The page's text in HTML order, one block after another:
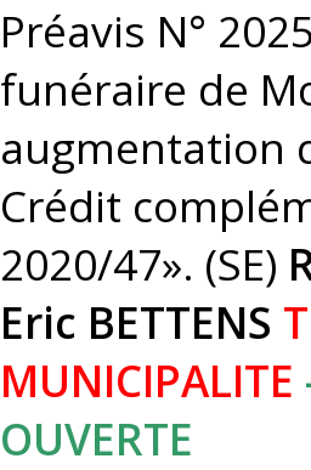
Préavis N°
funéraire de
augmentation
Crédit
2020/47». (SE)
Eric BETTENS
MUNICIPALITE
OUVERTE